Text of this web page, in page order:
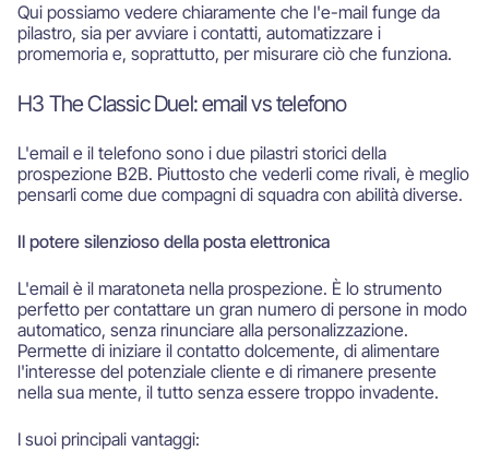
Qui possiamo vedere chiaramente che l'e-mail funge da
pilastro, sia per avviare i contatti, automatizzare i
promemoria e, soprattutto, per misurare ciò che funziona.
H3 The Classic Duel: email vs telefono
L'email e il telefono sono i due pilastri storici della
prospezione B2B. Piuttosto che vederli come rivali, è meglio
pensarli come due compagni di squadra con abilità diverse.
Il potere silenzioso della posta elettronica
L'email è il maratoneta nella prospezione. È lo strumento
perfetto per contattare un gran numero di persone in modo
automatico, senza rinunciare alla personalizzazione.
Permette di iniziare il contatto dolcemente, di alimentare
l'interesse del potenziale cliente e di rimanere presente
nella sua mente, il tutto senza essere troppo invadente.
I suoi principali vantaggi: